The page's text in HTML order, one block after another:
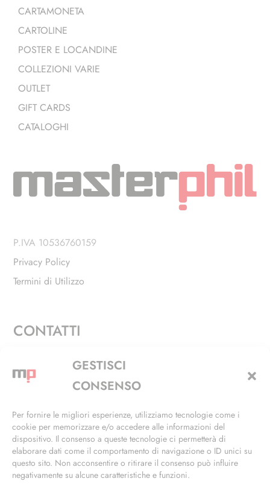
GESTISCI
CONSENSO
Per fornire le migliori esperienze, utilizziamo tecnologie come i
cookie per memorizzare e/o accedere alle informazioni del
dispositivo. Il consenso a queste tecnologie ci permetterà di
elaborare dati come il comportamento di navigazione o ID unici su
questo sito. Non acconsentire o ritirare il consenso può influire
negativamente su alcune caratteristiche e funzioni.
CARTAMONETA
CARTOLINE
POSTER E LOCANDINE
COLLEZIONI VARIE
OUTLET
GIFT CARDS
CATALOGHI
P.IVA 10536760159
Privacy Policy
Termini di Utilizzo
CONTATTI
Via Alfieri, 27 - Trezzano Sul Naviglio (MI)
+39 02 4846 3155
info@masterphil.it